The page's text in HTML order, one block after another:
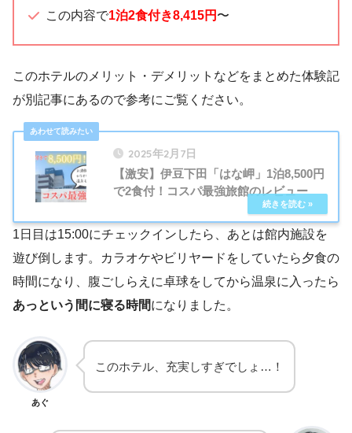
この内容で1泊2食付き8,415円 〜
このホテルのメリット・デメリットなどをまとめた体験記
が別記事にあるので参考にご覧ください。
2025年2月7日
【激安】伊豆下田「はな岬」1泊8,500円
で2食付！コスパ最強旅館のレビュー
1日目は15:00にチェックインしたら、あとは館内施設を
遊び倒します。カラオケやビリヤードをしていたら夕食の
時間になり、腹ごしらえに卓球をしてから温泉に入ったら
あっという間に寝る時間になりました。
あぐ
このホテル、充実しすぎでしょ…！